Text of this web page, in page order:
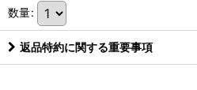
数量:
返品特約に関する重要事項